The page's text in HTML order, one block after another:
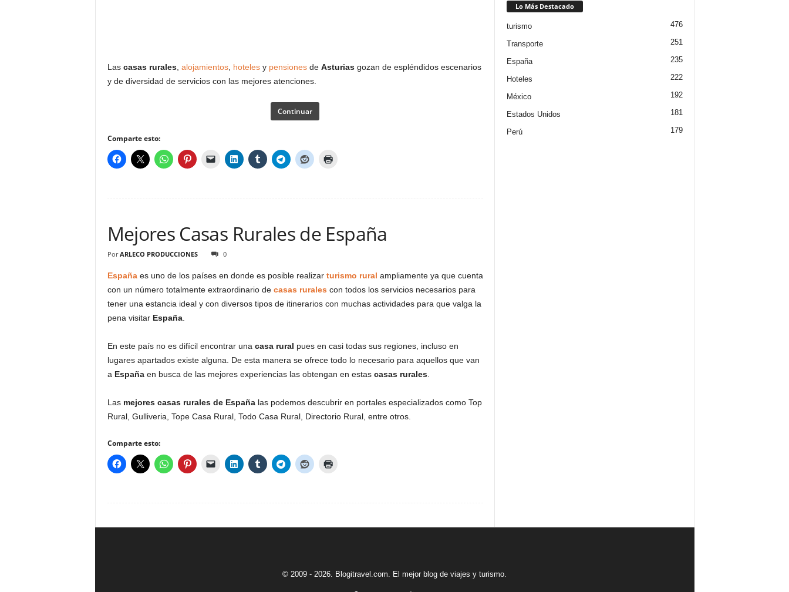
Las casas rurales, alojamientos, hotelesy pensionesde Asturiasgozan de espléndidos escenarios
y de diversidad de servicios con las mejores atenciones.
Continuar
Comparte esto:
Mejores Casas Rurales de España
Por ARLECO PRODUCCIONES 0
Españaes uno de los países en donde es posible realizar turismo rural ampliamente ya que cuenta
con un número totalmente extraordinario de casas rurales con todos los servicios necesarios para
tener una estancia ideal y con diversos tipos de itinerarios con muchas actividades para que valga la
pena visitar España.
En este país no es difícil encontrar una casa rural pues en casi todas sus regiones, incluso en
lugares apartados existe alguna. De esta manera se ofrece todo lo necesario para aquellos que van
a Españaen busca de las mejores experiencias las obtengan en estas casas rurales.
Las mejores casas rurales de Españalas podemos descubrir en portales especializados como Top
Rural, Gulliveria, Tope Casa Rural, Todo Casa Rural, Directorio Rural, entre otros.
Comparte esto:
Lo Más Destacado
turismo 476
Transporte 251
España 235
Hoteles 222
México 192
Estados Unidos 181
Perú 179
© 2009 - 2026. Blogitravel.com. El mejor blog de viajes y turismo.